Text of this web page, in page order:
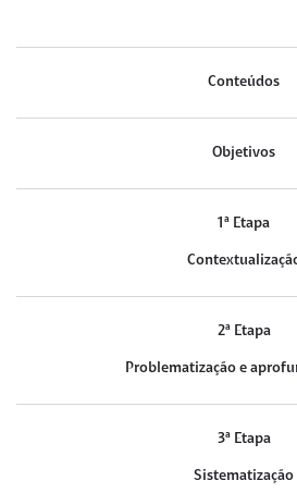
Conteúdos
Objetivos
1ª Etapa
2ª Etapa
Problematização e
3ª Etapa
Sistematização